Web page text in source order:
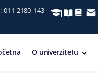
2180-143
O univerzitetu